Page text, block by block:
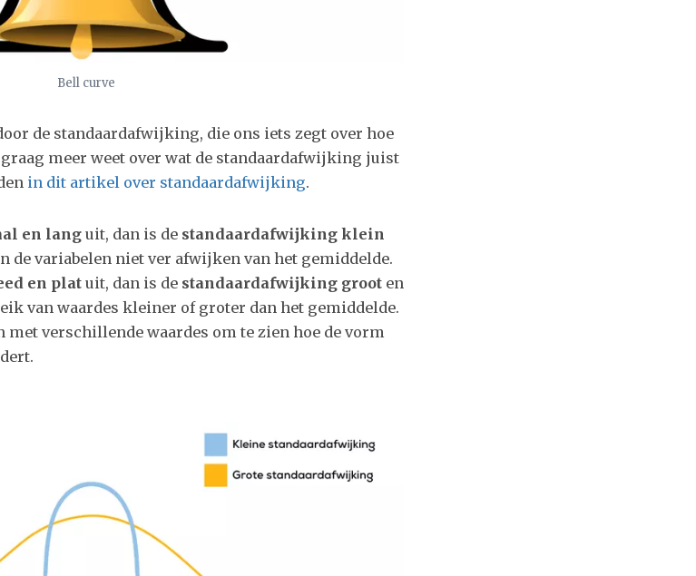
Bell curve
de standaardafwijking, die ons iets zegt over hoe
meer weet over wat de standaardafwijking juist
in dit artikel over standaardafwijking.
en lang uit, dan is de standaardafwijking klein
de variabelen niet ver afwijken van het gemiddelde.
en plat uit, dan is de standaardafwijking groot en
van waardes kleiner of groter dan het gemiddelde.
verschillende waardes om te zien hoe de vorm